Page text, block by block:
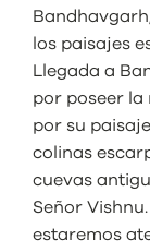
los paisajes
Llegada a
por poseer la
por su
colinas
cuevas
Señor
estaremos